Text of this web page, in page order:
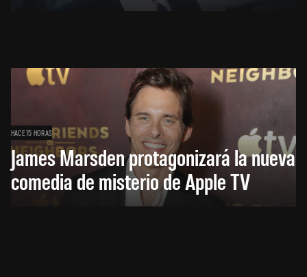
HACE 15 HORAS
James Marsden protagonizará la nueva
comedia de misterio de Apple TV